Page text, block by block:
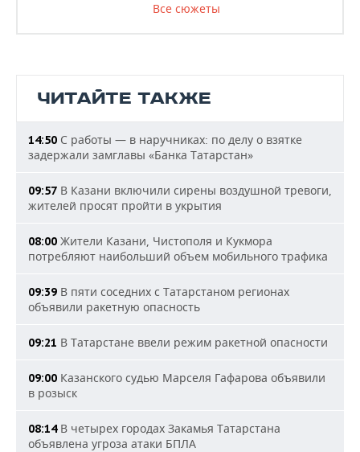
Все сюжеты
ЧИТАЙТЕ ТАКЖЕ
14:50 С работы — в наручниках: по делу о взятке
задержали замглавы «Банка Татарстан»
09:57 В Казани включили сирены воздушной тревоги,
жителей просят пройти в укрытия
08:00 Жители Казани, Чистополя и Кукмора
потребляют наибольший объем мобильного трафика
09:39 В пяти соседних с Татарстаном регионах
объявили ракетную опасность
09:21 В Татарстане ввели режим ракетной опасности
09:00 Казанского судью Марселя Гафарова объявили
в розыск
08:14В четырех городах Закамья Татарстана
объявлена угроза атаки БПЛА